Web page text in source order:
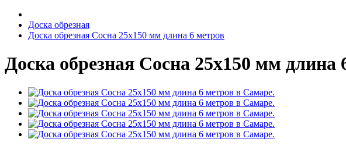
Доска обрезная
Доска обрезная Сосна 25х150 мм длина 6 метров
Доска обрезная Сосна 25х150 мм длина